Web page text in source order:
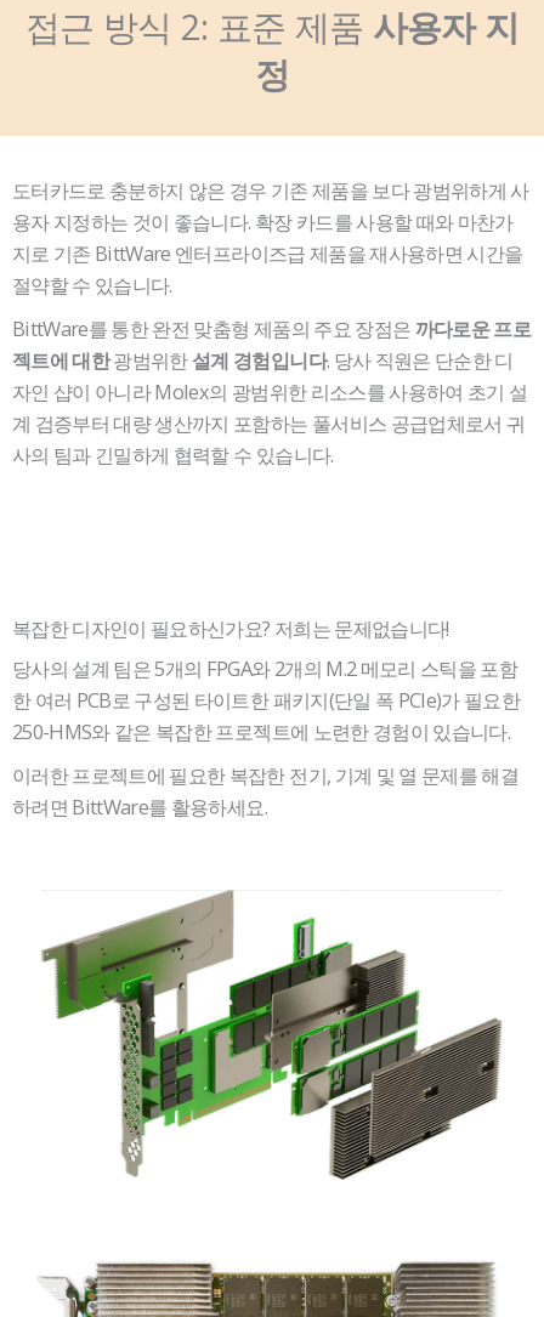
접근 방식 2: 표준 제품 사용자 지
정
도터카드로 충분하지 않은 경우 기존 제품을 보다 광범위하게 사
용자 지정하는 것이 좋습니다. 확장 카드를 사용할 때와 마찬가
지로 기존 BittWare 엔터프라이즈급 제품을 재사용하면 시간을
절약할 수 있습니다.
BittWare를 통한 완전 맞춤형 제품의 주요 장점은 까다로운 프로
젝트에 대한광범위한 설계 경험입니다. 당사 직원은 단순한 디
자인 샵이 아니라 Molex의 광범위한 리소스를 사용하여 초기 설
계 검증부터 대량 생산까지 포함하는 풀서비스 공급업체로서 귀
사의 팀과 긴밀하게 협력할 수 있습니다.
복잡한 디자인이 필요하신가요? 저희는 문제없습니다!
당사의 설계 팀은 5개의 FPGA와 2개의 M.2 메모리 스틱을 포함
한 여러 PCB로 구성된 타이트한 패키지(단일 폭 PCIe)가 필요한
250-HMS와 같은 복잡한 프로젝트에 노련한 경험이 있습니다.
이러한 프로젝트에 필요한 복잡한 전기, 기계 및 열 문제를 해결
하려면 BittWare를 활용하세요.